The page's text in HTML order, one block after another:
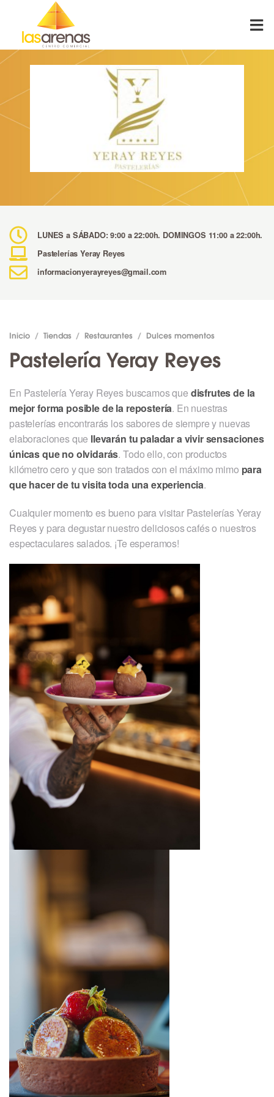
content
LUNES a SÁBADO: 9:00 a 22:00h. DOMINGOS 11:00 a 22:00h.
Pastelerías Yeray Reyes
informacionyerayreyes@gmail.com
Inicio / Tiendas / Restaurantes / Dulces momentos
Pastelería Yeray Reyes
En Pastelería Yeray Reyes buscamos que disfrutes de la
mejor forma posible de la repostería. En nuestras
pastelerías encontrarás los sabores de siempre y nuevas
elaboraciones que llevarán tu paladar a vivir sensaciones
únicas que no olvidarás. Todo ello, con productos
kilómetro cero y que son tratados con el máximo mimo para
que hacer de tu visita toda una experiencia.
Cualquier momento es bueno para visitar Pastelerías Yeray
Reyes y para degustar nuestro deliciosos cafés o nuestros
espectaculares salados. ¡Te esperamos!